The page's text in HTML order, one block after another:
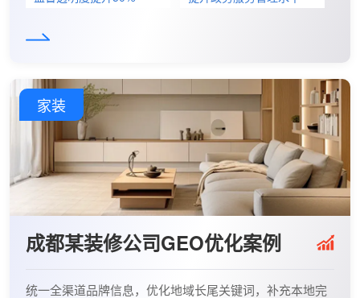
家装
成都某装修公司GEO优化案例
统一全渠道品牌信息，优化地域长尾关键词，补充本地完